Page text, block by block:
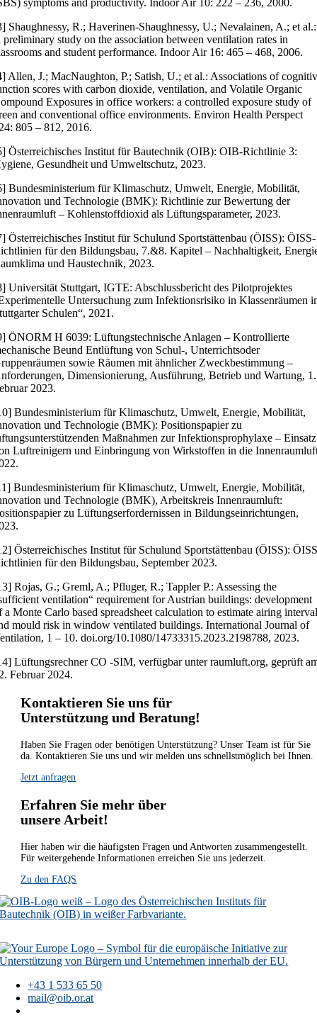
symptoms and productivity. Indoor Air 10: 222 – 236, 2000.
Shaughnessy, R.; Haverinen-Shaughnessy, U.; Nevalainen, A.; et al.:
preliminary study on the association between ventilation rates in
and student performance. Indoor Air 16: 465 – 468, 2006.
Allen, J.; MacNaughton, P.; Satish, U.; et al.: Associations of
scores with carbon dioxide, ventilation, and Volatile Organic
Exposures in office workers: a controlled exposure study of
and conventional office environments. Environ Health Perspect
805 – 812, 2016.
Österreichisches Institut für Bautechnik (OIB): OIB-Richtlinie 3:
Gesundheit und Umweltschutz, 2023.
Bundesministerium für Klimaschutz, Umwelt, Energie, Mobilität,
und Technologie (BMK): Richtlinie zur Bewertung der
– Kohlenstoffdioxid als Lüftungsparameter, 2023.
Österreichisches Institut für Schulund Sportstättenbau (ÖISS): ÖISS-
für den Bildungsbau, 7.&8. Kapitel – Nachhaltigkeit,
und Haustechnik, 2023.
Universität Stuttgart, IGTE: Abschlussbericht des Pilotprojektes
Untersuchung zum Infektionsrisiko in Klassenräumen
Schulen“, 2021.
ÖNORM H 6039: Lüftungstechnische Anlagen – Kontrollierte
Beund Entlüftung von Schul-, Unterrichtsoder
sowie Räumen mit ähnlicher Zweckbestimmung –
Dimensionierung, Ausführung, Betrieb und Wartung, 1.
2023.
Bundesministerium für Klimaschutz, Umwelt, Energie, Mobilität,
und Technologie (BMK): Positionspapier zu
Maßnahmen zur Infektionsprophylaxe – Einsatz
Luftreinigern und Einbringung von Wirkstoffen in die
Bundesministerium für Klimaschutz, Umwelt, Energie, Mobilität,
und Technologie (BMK), Arbeitskreis Innenraumluft:
zu Lüftungserfordernissen in Bildungseinrichtungen,
Österreichisches Institut für Schulund Sportstättenbau (ÖISS):
für den Bildungsbau, September 2023.
Rojas, G.; Greml, A.; Pfluger, R.; Tappler P.: Assessing the
ventilation“ requirement for Austrian buildings: development
a Monte Carlo based spreadsheet calculation to estimate airing
mould risk in window ventilated buildings. International Journal of
1 – 10. doi.org/10.1080/14733315.2023.2198788, 2023.
Lüftungsrechner CO -SIM, verfügbar unter raumluft.org, geprüft
Februar 2024.
Kontaktieren Sie uns für
Unterstützung und Beratung!
Haben Sie Fragen oder benötigen Unterstützung? Unser Team ist für Sie
da. Kontaktieren Sie uns und wir melden uns schnellstmöglich bei Ihnen.
Jetzt anfragen
Erfahren Sie mehr über
unsere Arbeit!
Hier haben wir die häufigsten Fragen und Antworten zusammengestellt.
Für weitergehende Informationen erreichen Sie uns jederzeit.
Zu den FAQS
+43 1 533 65 50
mail@oib.or.at